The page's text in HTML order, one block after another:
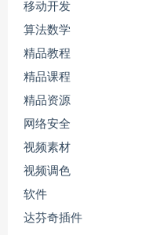
移动开发
算法数学
精品教程
精品课程
精品资源
网络安全
视频素材
视频调色
软件
达芬奇插件